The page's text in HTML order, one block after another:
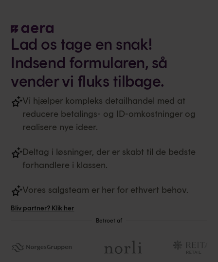
Lad os tage en snak!
Indsend formularen, så
vender vi fluks tilbage.
Vi hjælper kompleks detailhandel med at
reducere betalings- og ID-omkostninger og
realisere nye ideer.
Deltag i løsninger, der er skabt til de bedste
forhandlere i klassen.
Vores salgsteam er her for ethvert behov.
Bliv partner? Klik her
Betroet af